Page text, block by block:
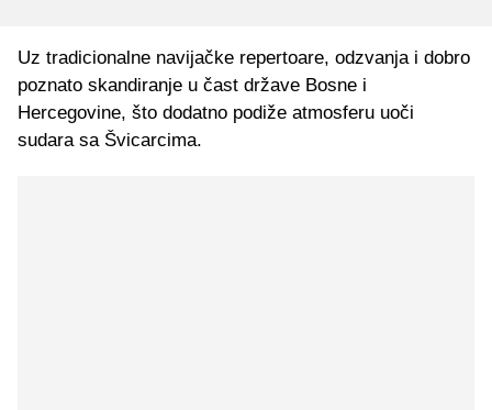
Uz tradicionalne navijačke repertoare, odzvanja i dobro
poznato skandiranje u čast države Bosne i
Hercegovine, što dodatno podiže atmosferu uoči
sudara sa Švicarcima.